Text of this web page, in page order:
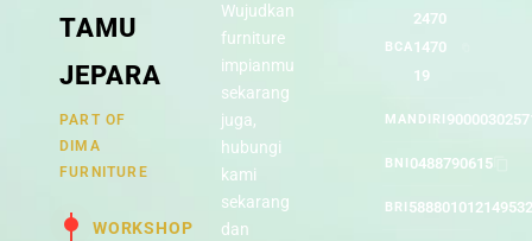
TAMU
JEPARA
PART OF
DIMA
FURNITURE
WORKSHOP
Wujudkan
furniture
impianmu
sekarang
juga,
hubungi
kami
sekarang
dan
BCA
2470
1470
19
MANDIRI
BNI 0488790615
BRI 588801012149532